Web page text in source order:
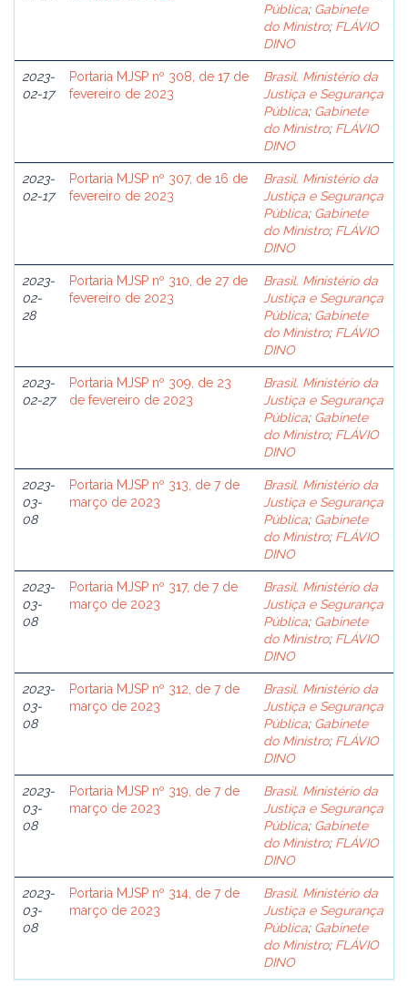
Pública; Gabinete
do Ministro; FLÁVIO
DINO
2023-
02-17
Portaria MJSP nº 308, de 17 de
fevereiro de 2023
Brasil. Ministério da
Justiça e Segurança
Pública; Gabinete
do Ministro; FLÁVIO
DINO
2023-
02-17
Portaria MJSP nº 307, de 16 de
fevereiro de 2023
Brasil. Ministério da
Justiça e Segurança
Pública; Gabinete
do Ministro; FLÁVIO
DINO
2023-
02-
28
Portaria MJSP nº 310, de 27 de
fevereiro de 2023
Brasil. Ministério da
Justiça e Segurança
Pública; Gabinete
do Ministro; FLÁVIO
DINO
2023-
02-27
Portaria MJSP nº 309, de 23
de fevereiro de 2023
Brasil. Ministério da
Justiça e Segurança
Pública; Gabinete
do Ministro; FLÁVIO
DINO
2023-
03-
08
Portaria MJSP nº 313, de 7 de
março de 2023
Brasil. Ministério da
Justiça e Segurança
Pública; Gabinete
do Ministro; FLÁVIO
DINO
2023-
03-
08
Portaria MJSP nº 317, de 7 de
março de 2023
Brasil. Ministério da
Justiça e Segurança
Pública; Gabinete
do Ministro; FLÁVIO
DINO
2023-
03-
08
Portaria MJSP nº 312, de 7 de
março de 2023
Brasil. Ministério da
Justiça e Segurança
Pública; Gabinete
do Ministro; FLÁVIO
DINO
2023-
03-
08
Portaria MJSP nº 319, de 7 de
março de 2023
Brasil. Ministério da
Justiça e Segurança
Pública; Gabinete
do Ministro; FLÁVIO
DINO
2023-
03-
08
Portaria MJSP nº 314, de 7 de
março de 2023
Brasil. Ministério da
Justiça e Segurança
Pública; Gabinete
do Ministro; FLÁVIO
DINO